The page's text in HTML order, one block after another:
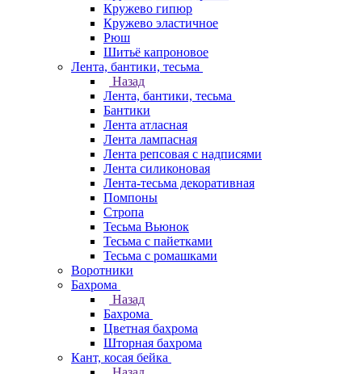
Кружево гипюр
Кружево эластичное
Рюш
Шитьё капроновое
Лента, бантики, тесьма
Назад
Лента, бантики, тесьма
Бантики
Лента атласная
Лента лампасная
Лента репсовая с надписями
Лента силиконовая
Лента-тесьма декоративная
Помпоны
Стропа
Тесьма Вьюнок
Тесьма с пайетками
Тесьма с ромашками
Воротники
Бахрома
Назад
Бахрома
Цветная бахрома
Шторная бахрома
Кант, косая бейка